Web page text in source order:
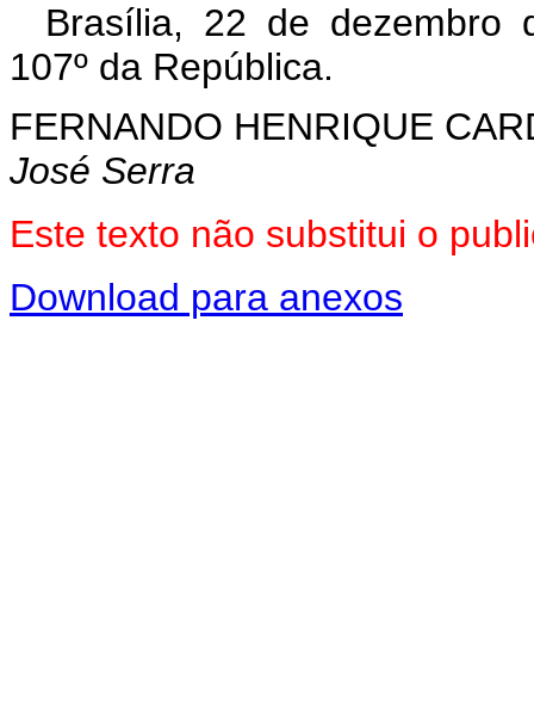
Brasília, 22 de dezembro
107º da República.
FERNANDO HENRIQUE
José Serra
Este texto não substitui o
Download para anexos